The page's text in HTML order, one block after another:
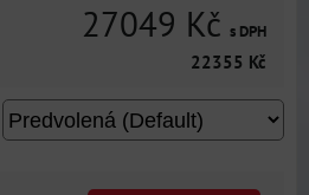
27049 Kč s DPH
22355 Kč